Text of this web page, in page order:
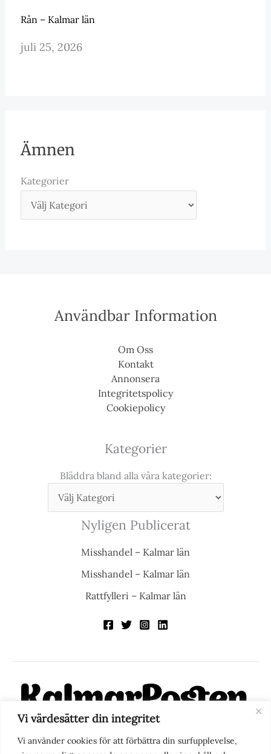
Vi värdesätter din integritet
Vi använder cookies för att förbättra din surfupplevelse,
Rån – Kalmar län
juli 25, 2026
Ämnen
Kategorier
Användbar Information
Om Oss
Kontakt
Annonsera
Integritetspolicy
Cookiepolicy
Kategorier
Bläddra bland alla våra kategorier:
Nyligen Publicerat
Misshandel – Kalmar län
Misshandel – Kalmar län
Rattfylleri – Kalmar län
KalmarPosten är en modern lokalnyhetstidning på nätet. Med
fokus på Kalmarregionen, men också med blick för det större